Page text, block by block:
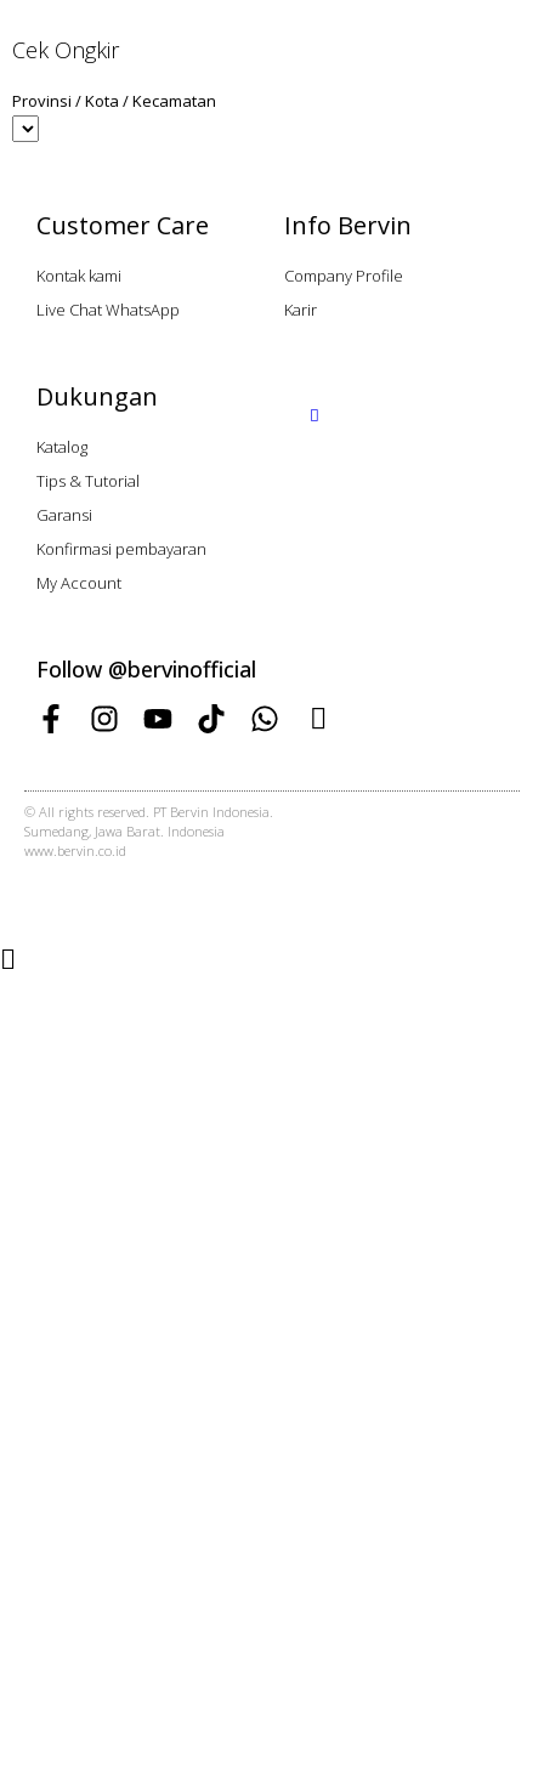
Cek Ongkir
Provinsi / Kota / Kecamatan
Customer Care
Kontak kami
Live Chat WhatsApp
Info Bervin
Company Profile
Karir
Dukungan
Katalog
Tips & Tutorial
Garansi
Konfirmasi pembayaran
My Account
Follow @bervinofficial
© All rights reserved. PT Bervin Indonesia.
Sumedang, Jawa Barat. Indonesia
www.bervin.co.id